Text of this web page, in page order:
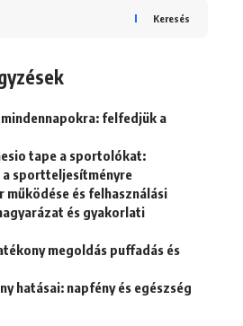
Keresés
felfedjük a
tape a sportolókat:
a sportteljesítményre
működése és felhasználási
és gyakorlati
megoldás puffadás és
hatásai: napfény és egészség